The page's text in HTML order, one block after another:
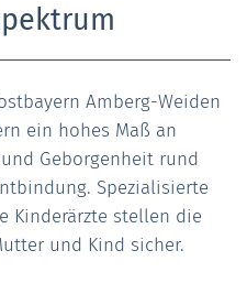
Amberg-Weiden
ein hohes Maß an
Geborgenheit rund
Spezialisierte
Kinderärzte stellen die
und Kind sicher.